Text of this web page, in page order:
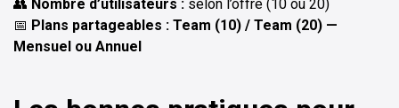
👥 Nombre d’utilisateurs : selon l’offre (10 ou 20)
📅 Plans partageables : Team (10) / Team (20) —
Mensuel ou Annuel